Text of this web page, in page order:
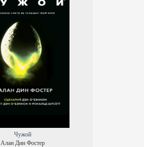
Чужой
Алан Дин Фостер